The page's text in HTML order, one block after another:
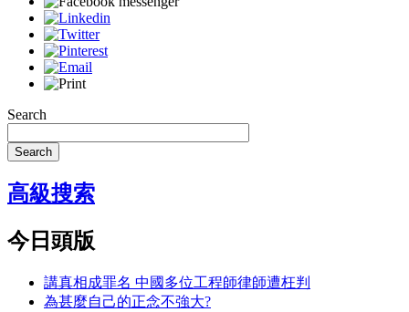
Search
Search
高級搜索
今日頭版
講真相成罪名 中國多位工程師律師遭枉判
為甚麼自己的正念不強大?